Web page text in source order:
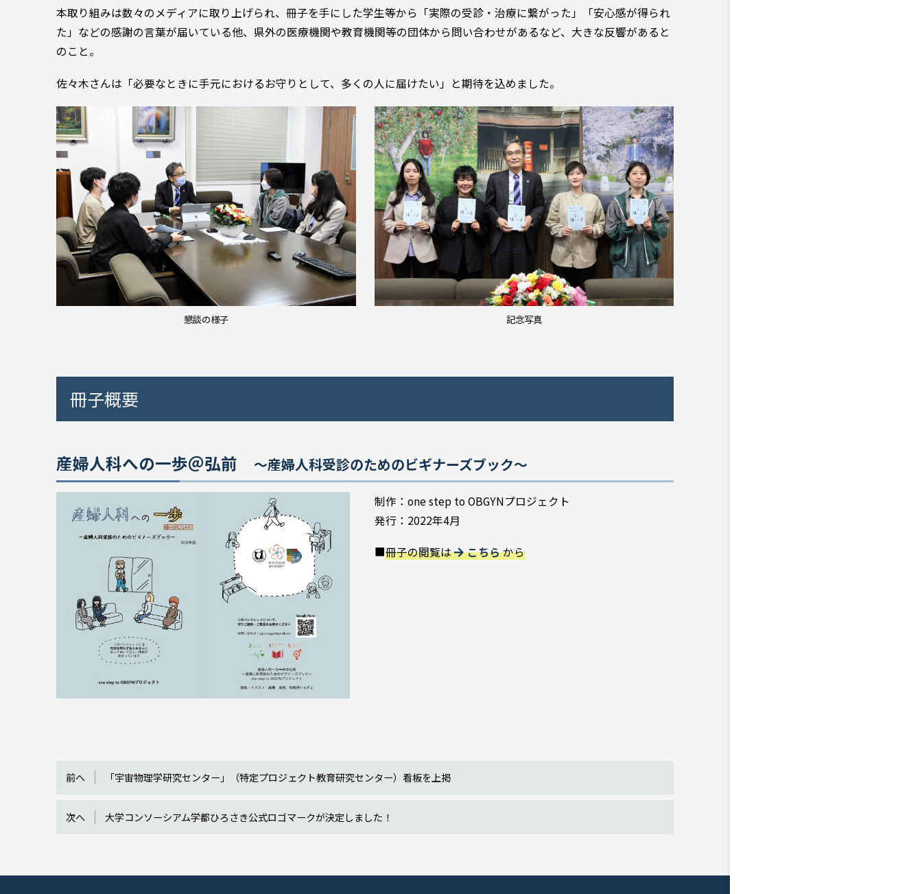
本取り組みは数々のメディアに取り上げられ、冊子を手にした学生等から「実際の受診・治療に繋がった」「安心感が得られ
た」などの感謝の言葉が届いている他、県外の医療機関や教育機関等の団体から問い合わせがあるなど、大きな反響があると
のこと。
佐々木さんは「必要なときに手元におけるお守りとして、多くの人に届けたい」と期待を込めました。
懇談の様子 記念写真
冊子概要
産婦人科への一歩＠弘前 ～産婦人科受診のためのビギナーズブック～
制作：one step to OBGYNプロジェクト
発行：2022年4月
■冊子の閲覧は こちらから
前へ 「宇宙物理学研究センター」（特定プロジェクト教育研究センター）看板を上掲
次へ 大学コンソーシアム学都ひろさき公式ロゴマークが決定しました！